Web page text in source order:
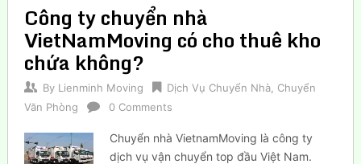
Công ty chuyển nhà
VietNamMoving có cho thuê kho
chứa không?
By Lienminh Moving Dịch Vụ Chuyển Nhà, Chuyển
Văn Phòng
0 Comments
Chuyển nhà VietnamMoving là công ty
dịch vụ vận chuyển top đầu Việt Nam.